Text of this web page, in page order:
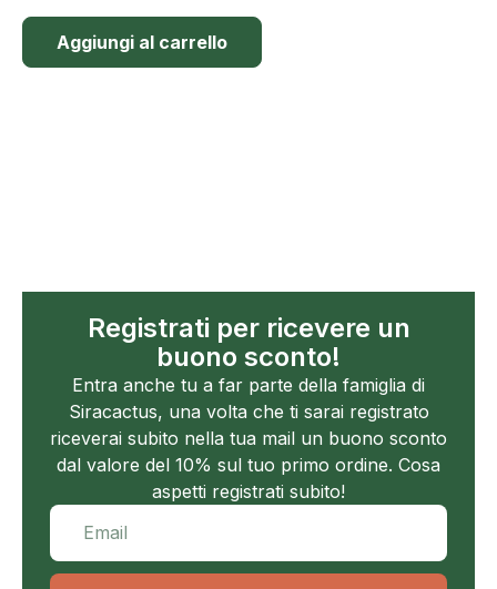
Aggiungi al carrello
Registrati per ricevere un
buono sconto!
Entra anche tu a far parte della famiglia di
Siracactus, una volta che ti sarai registrato
riceverai subito nella tua mail un buono sconto
dal valore del 10% sul tuo primo ordine. Cosa
aspetti registrati subito!